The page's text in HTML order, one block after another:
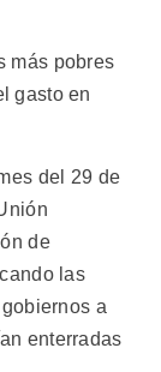
más pobres
gasto en
del 29 de
de
las
a
enterradas